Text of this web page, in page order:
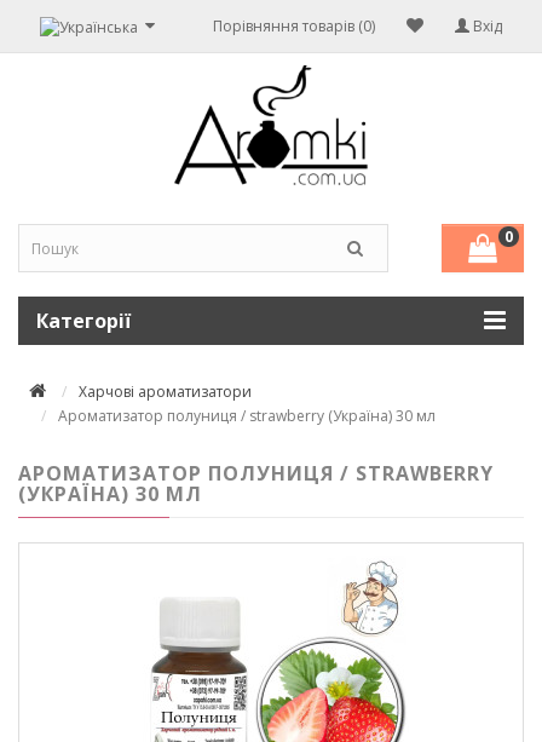
Вхід
Порівняння товарів (0)
0
Категорії
Харчові ароматизатори
Ароматизатор полуниця / strawberry (Україна) 30 мл
АРОМАТИЗАТОР ПОЛУНИЦЯ / STRAWBERRY
(УКРАЇНА) 30 МЛ